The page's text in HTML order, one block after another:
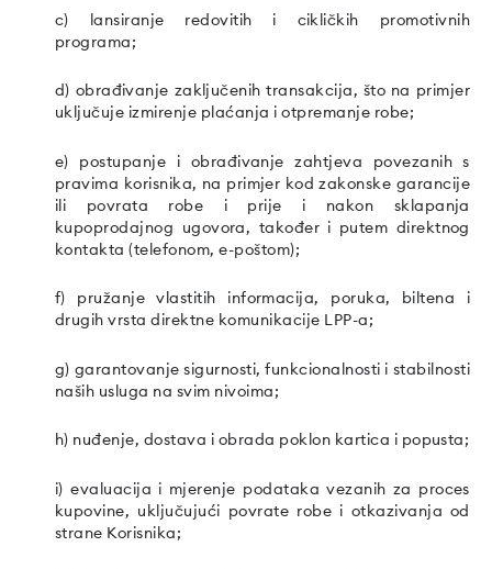
c) lansiranje redovitih i cikličkih promotivnih
programa;
d) obrađivanje zaključenih transakcija, što na primjer
uključuje izmirenje plaćanja i otpremanje robe;
e) postupanje i obrađivanje zahtjeva povezanih s
pravima korisnika, na primjer kod zakonske garancije
ili povrata robe i prije i nakon sklapanja
kupoprodajnog ugovora, također i putem direktnog
kontakta (telefonom, e-poštom);
f) pružanje vlastitih informacija, poruka, biltena i
drugih vrsta direktne komunikacije LPP-a;
g) garantovanje sigurnosti, funkcionalnosti i stabilnosti
naših usluga na svim nivoima;
h) nuđenje, dostava i obrada poklon kartica i popusta;
i) evaluacija i mjerenje podataka vezanih za proces
kupovine, uključujući povrate robe i otkazivanja od
strane Korisnika;